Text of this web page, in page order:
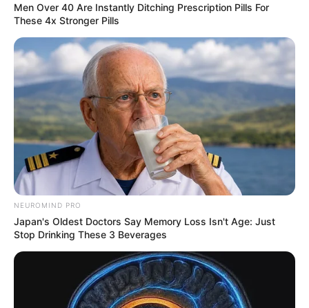
Men Over 40 Are Instantly Ditching Prescription Pills For
These 4x Stronger Pills
NEUROMIND PRO
Japan's Oldest Doctors Say Memory Loss Isn't Age: Just
Stop Drinking These 3 Beverages